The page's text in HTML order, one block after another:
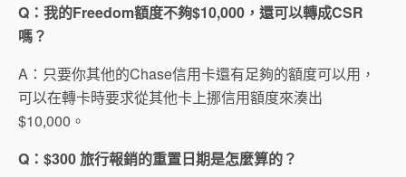
Q：我的Freedom額度不夠$10,000，還可以轉成CSR
嗎？
A：只要你其他的Chase信用卡還有足夠的額度可以用，
可以在轉卡時要求從其他卡上挪信用額度來湊出
$10,000。
Q：$300 旅行報銷的重置日期是怎麼算的？